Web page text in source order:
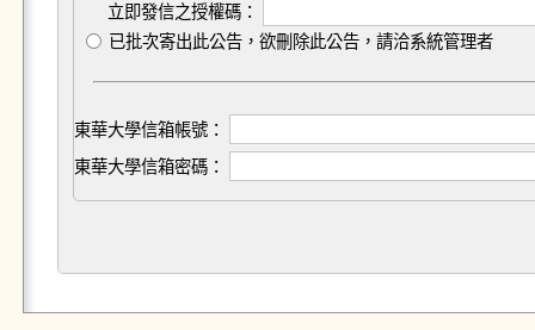
立即發信之授權碼：
已批次寄出此公告，欲刪除此公告，請洽系統管理者
東華大學信箱帳號：
東華大學信箱密碼：